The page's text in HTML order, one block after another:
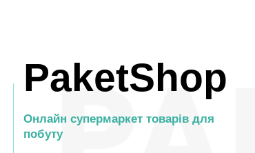
PaketShop
Онлайн супермаркет товарів для
побуту